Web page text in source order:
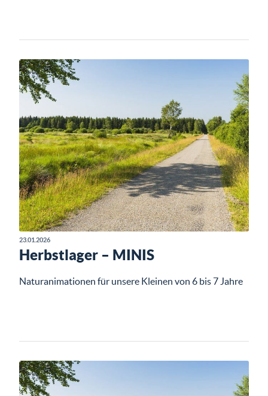
23.01.2026
Herbstlager – MINIS
Naturanimationen für unsere Kleinen von 6 bis 7 Jahre